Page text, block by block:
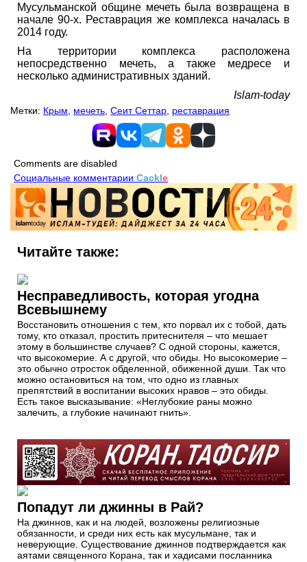
Мусульманской общине мечеть была возвращена в
начале 90-х. Реставрация же комплекса началась в
2014 году.
На территории комплекса расположена
непосредственно мечеть, а также медресе и
несколько административных зданий.
Islam-today
Метки: Крым мечеть Сеит Сеттар реставрация
Comments are disabled
Социальные комментарии Cackle
Читайте также:
Несправедливость, которая угодна
Всевышнему
Восстановить отношения с тем, кто порвал их с тобой, дать
тому, кто отказал, простить притеснителя – что мешает
этому в большинстве случаев? С одной стороны, кажется,
что высокомерие. А с другой, что обиды. Но высокомерие –
это обычно отросток обделенной, обиженной души. Так что
можно остановиться на том, что одно из главных
препятствий в воспитании высоких нравов – это обиды.
Есть такое высказывание: «Неглубокие раны можно
залечить, а глубокие начинают гнить».
Попадут ли джинны в Рай?
На джиннов, как и на людей, возложены религиозные
обязанности, и среди них есть как мусульмане, так и
неверующие. Существование джиннов подтверждается как
аятами священного Корана, так и хадисами посланника